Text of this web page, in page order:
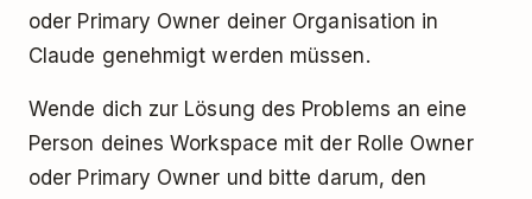
oder Primary Owner deiner Organisation in
Claude genehmigt werden müssen.
Wende dich zur Lösung des Problems an eine
Person deines Workspace mit der Rolle Owner
oder Primary Owner und bitte darum, den